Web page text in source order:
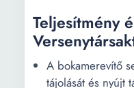
Teljesítmény
A bokamerevítő
tájolását és nyújt